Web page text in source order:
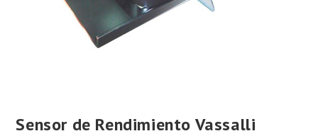
Sensor de Rendimiento Vassalli